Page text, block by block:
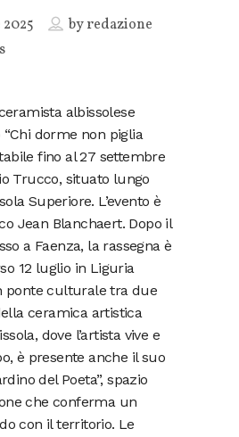
byredazione
albissolese
“Chi dorme non piglia
fino al 27 settembre
Trucco, situato lungo
Superiore. L’evento è
Jean Blanchaert. Dopo il
a Faenza, la rassegna è
12 luglio in Liguria
ponte culturale tra due
ceramica artistica
dove l’artista vive e
è presente anche il suo
del Poeta”, spazio
che conferma un
con il territorio. Le